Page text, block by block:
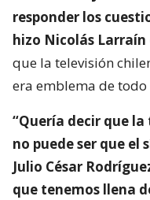
responder los
hizo Nicolás Larraín
que la televisión
era emblema de todo
“Quería decir que
no puede ser que el
Julio César
que tenemos llena